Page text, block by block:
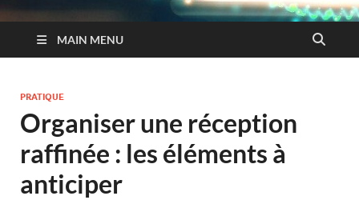
MAIN MENU
PRATIQUE
Organiser une réception
raffinée : les éléments à
anticiper